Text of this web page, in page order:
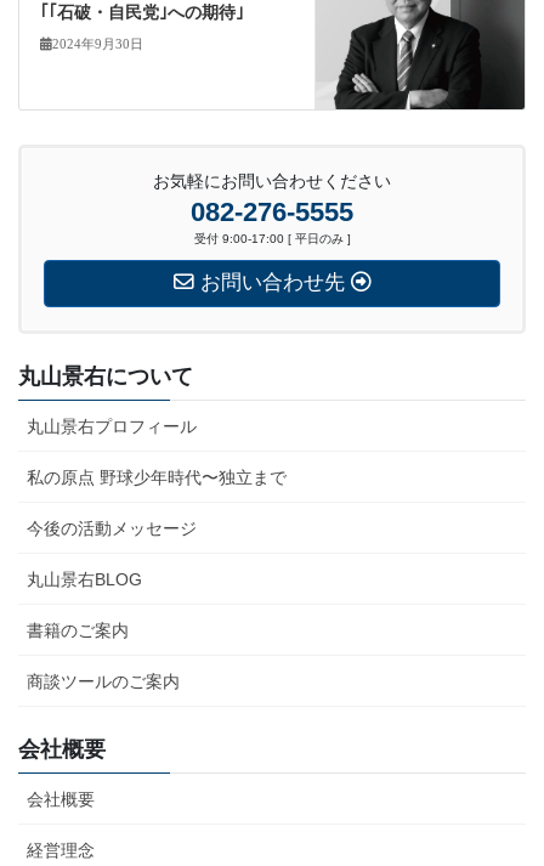
｢｢石破・自民党｣への期待｣
2024年9月30日
お気軽にお問い合わせください
082-276-5555
受付 9:00-17:00 [ 平日のみ ]
お問い合わせ先
丸山景右について
丸山景右プロフィール
私の原点 野球少年時代〜独立まで
今後の活動メッセージ
丸山景右BLOG
書籍のご案内
商談ツールのご案内
会社概要
会社概要
経営理念